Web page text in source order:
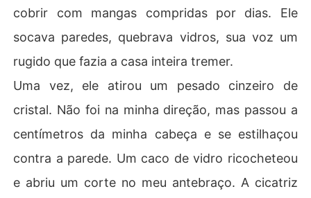
cobrir com mangas compridas por dias. Ele
socava paredes, quebrava vidros, sua voz um
rugido que fazia a casa inteira tremer.
Uma vez, ele atirou um pesado cinzeiro de
cristal. Não foi na minha direção, mas passou a
centímetros da minha cabeça e se estilhaçou
contra a parede. Um caco de vidro ricocheteou
e abriu um corte no meu antebraço. A cicatriz